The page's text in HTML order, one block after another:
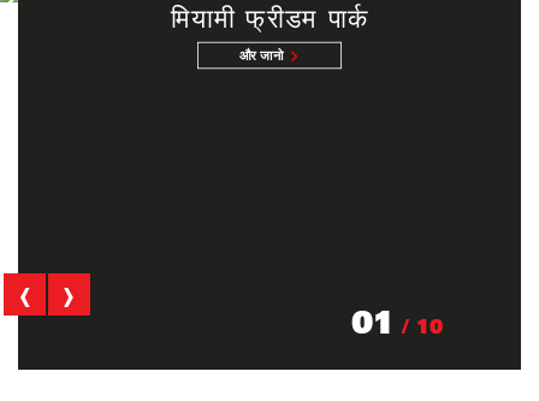
मियामी फ्रीडम पार्क
और जानो
01 / 10
‹ ›